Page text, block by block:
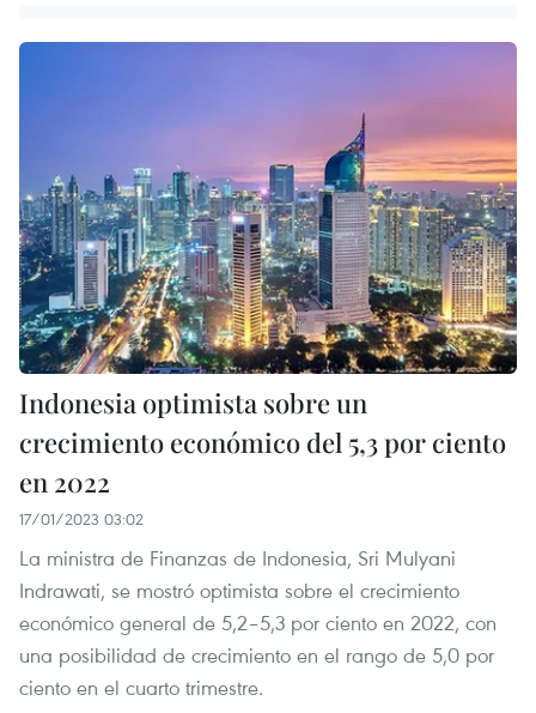
Indonesia optimista sobre un
crecimiento económico del 5,3 por ciento
en 2022
17/01/2023 03:02
La ministra de Finanzas de Indonesia, Sri Mulyani
Indrawati, se mostró optimista sobre el crecimiento
económico general de 5,2–5,3 por ciento en 2022, con
una posibilidad de crecimiento en el rango de 5,0 por
ciento en el cuarto trimestre.